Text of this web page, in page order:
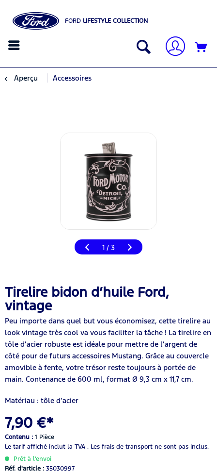
FORD LIFESTYLE COLLECTION
Aperçu Accessoires
1 / 3
Tirelire bidon d’huile Ford,
vintage
Peu importe dans quel but vous économisez, cette tirelire au
look vintage très cool va vous faciliter la tâche ! La tirelire en
tôle d’acier robuste est idéale pour mettre de l’argent de
côté pour de futurs accessoires Mustang. Grâce au couvercle
amovible à fente, votre trésor reste toujours à portée de
main. Contenance de 600 ml, format Ø 9,3 cm x 11,7 cm.
Matériau : tôle d’acier
7,90 €*
Contenu : 1 Pièce
Le tarif affiché inclut la TVA . Les frais de transport ne sont pas inclus.
Prêt à l’envoi
Réf. d'article : 35030997